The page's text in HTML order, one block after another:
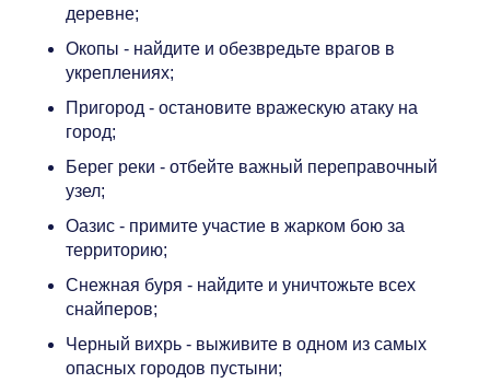
деревне;
Окопы - найдите и обезвредьте врагов в
укреплениях;
Пригород - остановите вражескую атаку на
город;
Берег реки - отбейте важный переправочный
узел;
Оазис - примите участие в жарком бою за
территорию;
Снежная буря - найдите и уничтожьте всех
снайперов;
Черный вихрь - выживите в одном из самых
опасных городов пустыни;